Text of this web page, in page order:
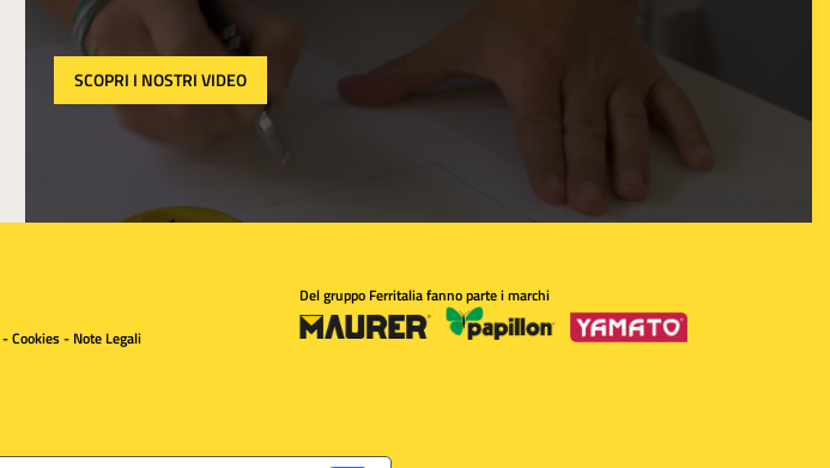
SCOPRI I NOSTRI VIDEO
-Cookies- Note Legali
Del gruppo Ferritalia fanno parte i marchi